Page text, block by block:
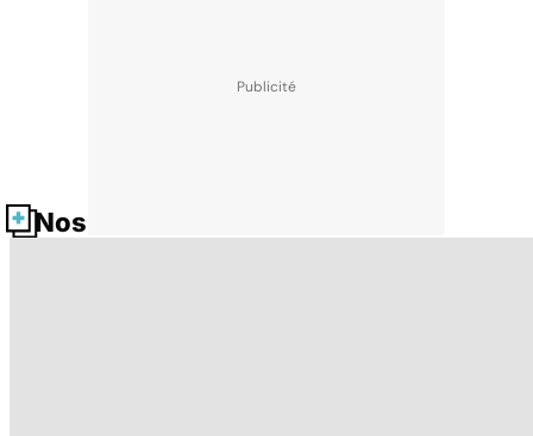
Nos fiches santé